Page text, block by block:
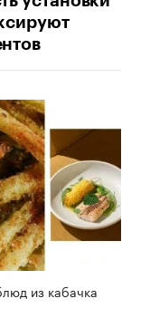
из кабачка